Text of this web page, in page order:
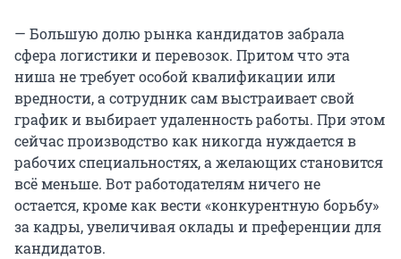
— Большую долю рынка кандидатов забрала
сфера логистики и перевозок. Притом что эта
ниша не требует особой квалификации или
вредности, а сотрудник сам выстраивает свой
график и выбирает удаленность работы. При этом
сейчас производство как никогда нуждается в
рабочих специальностях, а желающих становится
всё меньше. Вот работодателям ничего не
остается, кроме как вести «конкурентную борьбу»
за кадры, увеличивая оклады и преференции для
кандидатов.